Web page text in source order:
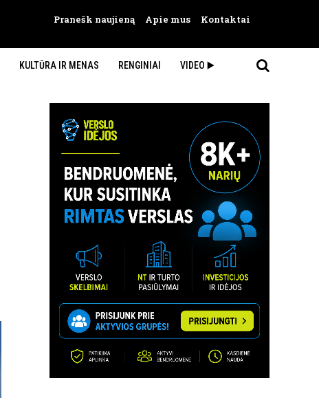
Pranešk naujieną Apie mus Kontaktai
KULTŪRA IR MENAS RENGINIAI VIDEO ▶️